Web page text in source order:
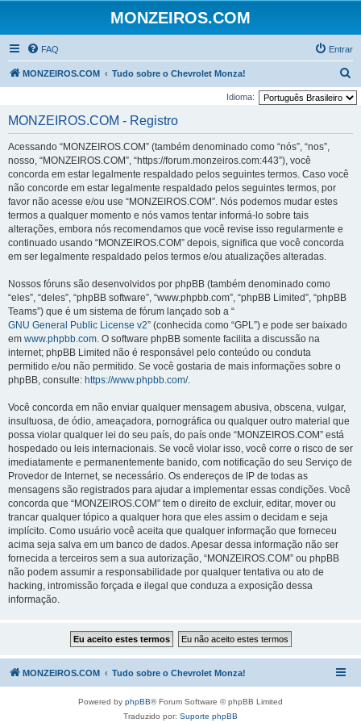
MONZEIROS.COM
FAQ Entrar
MONZEIROS.COM Tudo sobre o Chevrolet Monza!
e
Idioma:
MONZEIROS.COM - Registro
Acessando “MONZEIROS.COM” (também denominado como “nós”, “nos”,
nosso, “MONZEIROS.COM”, “https://forum.monzeiros.com:443”), você
concorda em estar legalmente respaldado pelos seguintes termos. Caso você
não concorde em estar legalmente respaldado pelos seguintes termos, por
favor não acesse e/ou use “MONZEIROS.COM”. Nós podemos mudar estes
termos a qualquer momento e nós vamos tentar informá-lo sobre tais
alterações, embora nós recomendamos que você revise isso regularmente e
continuado usando “MONZEIROS.COM” depois, significa que você concorda
em ser legalmente respaldado pelos termos e/ou atualizações alteradas.
Nossos fóruns são desenvolvidos por phpBB (também denominado como
“eles”, “deles”, “phpBB software”, “www.phpbb.com”, “phpBB Limited”, “phpBB
Teams”) que é um sistema de fórum lançado sob a “
GNU General Public License v2” (conhecida como “GPL”) e pode ser baixado
em www.phpbb.com. O software phpBB somente facilita a discussão na
internet; phpBB Limited não é responsável pelo conteúdo ou conduta
permitido e/ou não permitido. Se você gostaria de mais informações sobre o
phpBB, consulte: https://www.phpbb.com/.
Você concorda em não enviar qualquer mensagem abusiva, obscena, vulgar,
insultuosa, de ódio, ameaçadora, pornográfica ou qualquer outro material que
possa violar qualquer lei do seu país, do país onde “MONZEIROS.COM” está
hospedado ou leis internacionais. Se você violar isso, você corre o risco de ser
imediatamente e permanentemente banido, com notificação do seu Serviço de
Provedor de Internet, se necessário. Os endereços de IP de todas as
mensagens são registrados para ajudar a implementar essas condições. Você
concorda que “MONZEIROS.COM” tem o direito de excluir, editar, mover ou
trancar qualquer tópico a qualquer hora que eles assim o decidam e seja
implícito. Como usuário você aceita que qualquer informação que forneceu
acima seja salva em um banco de dados. Apesar dessa informação não ser
fornecida a terceiros sem a sua autorização, “MONZEIROS.COM” ou phpBB
não podem assumir a responsabilidade por qualquer tentativa ou ato de
hacking, intromissão forçada e ilegal que conduza a exposição dessa
informação.
MONZEIROS.COM Tudo sobre o Chevrolet Monza!
Powered by phpBB® Forum Software © phpBB Limited
Traduzido por: Suporte phpBB